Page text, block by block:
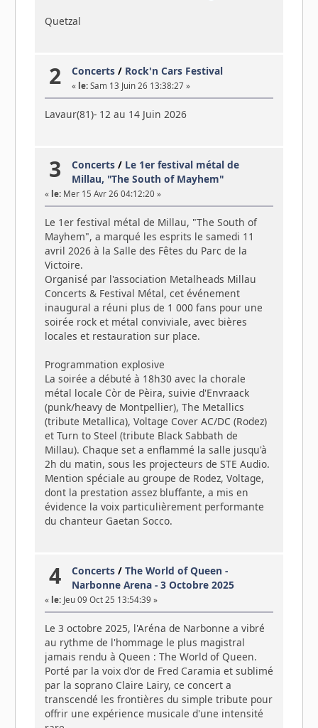
Quetzal
2 Concerts / Rock'n Cars Festival
« le: Sam 13 Juin 26 13:38:27 »
Lavaur(81)- 12 au 14 Juin 2026
3 Concerts / Le 1er festival métal de
Millau, "The South of Mayhem"
« le:Mer 15 Avr 26 04:12:20 »
Le 1er festival métal de Millau, "The South of
Mayhem", a marqué les esprits le samedi 11
avril 2026 à la Salle des Fêtes du Parc de la
Victoire.
Organisé par l'association Metalheads Millau
Concerts & Festival Métal, cet événement
inaugural a réuni plus de 1 000 fans pour une
soirée rock et métal conviviale, avec bières
locales et restauration sur place.
Programmation explosive
La soirée a débuté à 18h30 avec la chorale
métal locale Còr de Pèira, suivie d'Envraack
(punk/heavy de Montpellier), The Metallics
(tribute Metallica), Voltage Cover AC/DC (Rodez)
et Turn to Steel (tribute Black Sabbath de
Millau). Chaque set a enflammé la salle jusqu'à
2h du matin, sous les projecteurs de STE Audio.
Mention spéciale au groupe de Rodez, Voltage,
dont la prestation assez bluffante, a mis en
évidence la voix particulièrement performante
du chanteur Gaetan Socco.
4 Concerts /The World of Queen -
Narbonne Arena - 3 Octobre 2025
« le:Jeu 09 Oct 25 13:54:39 »
Le 3 octobre 2025, l'Aréna de Narbonne a vibré
au rythme de l'hommage le plus magistral
jamais rendu à Queen : The World of Queen.
Porté par la voix d'or de Fred Caramia et sublimé
par la soprano Claire Lairy, ce concert a
transcendé les frontières du simple tribute pour
offrir une expérience musicale d'une intensité